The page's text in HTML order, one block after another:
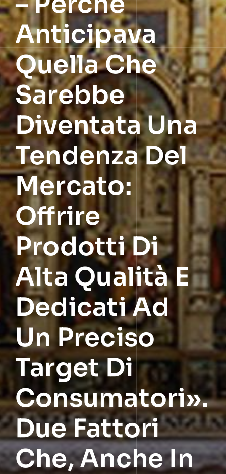
Anticipava
Quella Che
Sarebbe
Diventata Una
Tendenza Del
Mercato:
Offrire
Prodotti Di
Alta Qualità E
Dedicati Ad
Un Preciso
Target Di
Consumatori».
Due Fattori
Che, Anche In